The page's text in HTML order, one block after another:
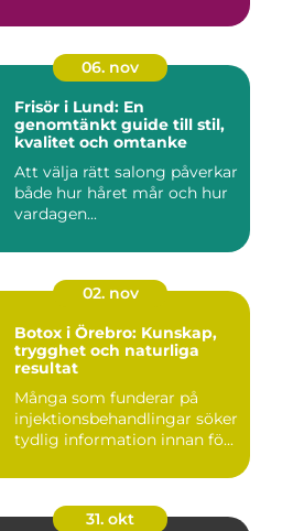
06. nov
Frisör i Lund: En
genomtänkt guide till stil,
kvalitet och omtanke
Att välja rätt salong påverkar
både hur håret mår och hur
vardagen...
02. nov
Botox i Örebro: Kunskap,
trygghet och naturliga
resultat
Många som funderar på
injektionsbehandlingar söker
tydlig information innan fö...
31. okt